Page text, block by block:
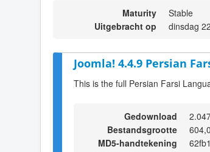
Maturity
Stable
Uitgebracht op
dinsdag
Joomla! 4.4.9 Persian
This is the full Persian Farsi
Gedownload
Bestandsgrootte
MD5-handtekening